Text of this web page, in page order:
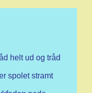
helt ud og tråd
spolet stramt